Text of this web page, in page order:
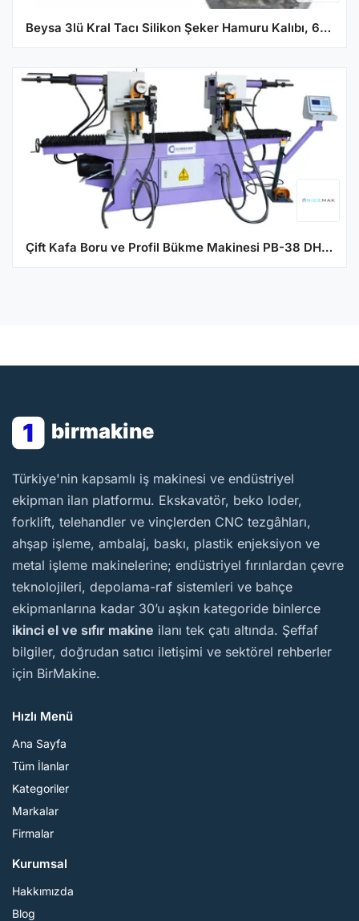
Beysa 3lü Kral Tacı Silikon Şeker Hamuru Kalıbı, 6,5x6,5 cm
Çift Kafa Boru ve Profil Bükme Makinesi PB-38 DHNC
1 birmakine
BirMakine
Türkiye'nin kapsamlı iş makinesi ve endüstriyel
ekipman ilan platformu. Ekskavatör, beko loder,
forklift, telehandler ve vinçlerden CNC tezgâhları,
ahşap işleme, ambalaj, baskı, plastik enjeksiyon ve
metal işleme makinelerine; endüstriyel fırınlardan çevre
teknolojileri, depolama-raf sistemleri ve bahçe
ekipmanlarına kadar 30’u aşkın kategoride binlerce
ikinci el ve sıfır makine ilanı tek çatı altında. Şeffaf
bilgiler, doğrudan satıcı iletişimi ve sektörel rehberler
için BirMakine.
Hızlı Menü
Ana Sayfa
Tüm İlanlar
Kategoriler
Markalar
Firmalar
Kurumsal
Hakkımızda
Blog